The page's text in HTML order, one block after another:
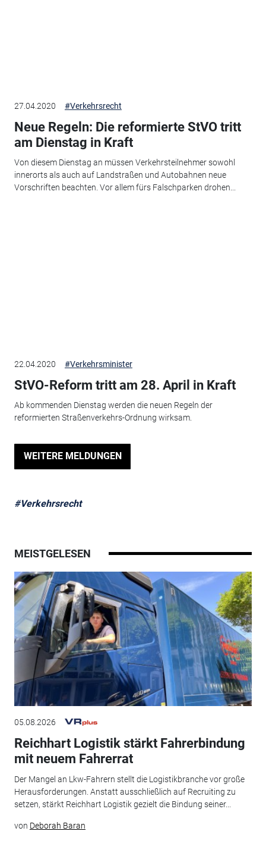
27.04.2020 #Verkehrsrecht
Neue Regeln: Die reformierte StVO tritt
am Dienstag in Kraft
Von diesem Dienstag an müssen Verkehrsteilnehmer sowohl
innerorts als auch auf Landstraßen und Autobahnen neue
Vorschriften beachten. Vor allem fürs Falschparken drohen...
22.04.2020 #Verkehrsminister
StVO-Reform tritt am 28. April in Kraft
Ab kommenden Dienstag werden die neuen Regeln der
reformierten Straßenverkehrs-Ordnung wirksam.
WEITERE MELDUNGEN
#Verkehrsrecht
MEISTGELESEN
05.08.2026
Reichhart Logistik stärkt Fahrerbindung
mit neuem Fahrerrat
Der Mangel an Lkw-Fahrern stellt die Logistikbranche vor große
Herausforderungen. Anstatt ausschließlich auf Recruiting zu
setzen, stärkt Reichhart Logistik gezielt die Bindung seiner...
von Deborah Baran